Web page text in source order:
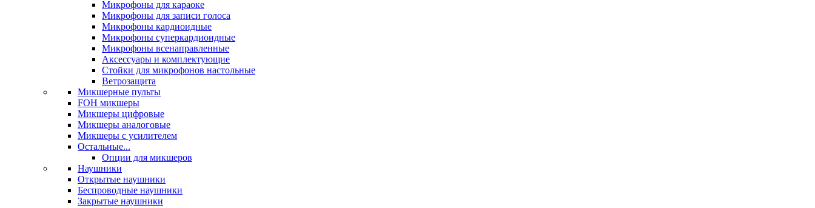
Микрофоны для караоке
Микрофоны для записи голоса
Микрофоны кардиоидные
Микрофоны суперкардиоидные
Микрофоны всенаправленные
Аксессуары и комплектующие
Стойки для микрофонов настольные
Ветрозащита
Микшерные пульты
FOH микшеры
Микшеры цифровые
Микшеры аналоговые
Микшеры с усилителем
Остальные...
Опции для микшеров
Наушники
Открытые наушники
Беспроводные наушники
Закрытые наушники